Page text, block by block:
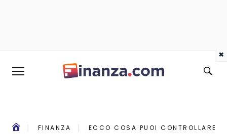
FINANZA ECCO COSA PUOI CONTROLLARE
×